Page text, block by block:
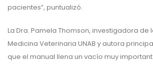
pacientes”, puntualizó.
La Dra. Pamela Thomson, investigadora de
Medicina Veterinaria UNAB y autora
que el manual llena un vacío muy